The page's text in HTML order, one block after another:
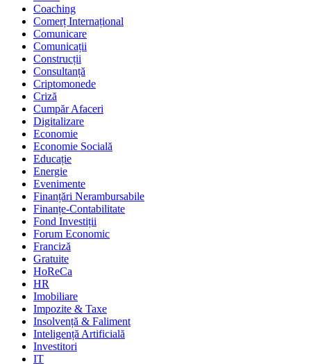
Coaching
Comerț Internațional
Comunicare
Comunicații
Construcții
Consultanță
Criptomonede
Criză
Cumpăr Afaceri
Digitalizare
Economie
Economie Socială
Educație
Energie
Evenimente
Finanțări Nerambursabile
Finanțe-Contabilitate
Fond Investiții
Forum Economic
Franciză
Gratuite
HoReCa
HR
Imobiliare
Impozite & Taxe
Insolvență & Faliment
Inteligență Artificială
Investitori
IT